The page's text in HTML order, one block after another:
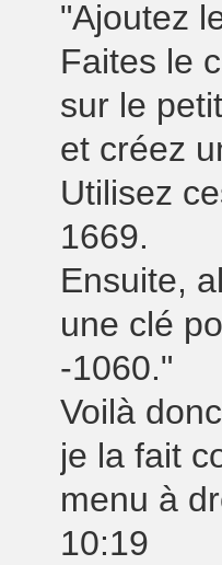
"Ajoutez
Faites le
sur le
et créez
Utilisez
1669.
Ensuite,
une clé
-1060."
Voilà
je la fait
menu à
10:19